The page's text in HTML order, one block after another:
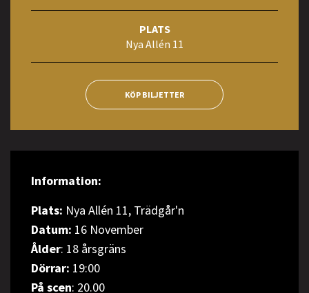
PLATS
Nya Allén 11
KÖP BILJETTER
Information:
Plats: Nya Allén 11, Trädgår'n
Datum: 16 November
Ålder: 18 årsgräns
Dörrar: 19:00
På scen: 20.00